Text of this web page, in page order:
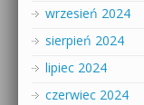
wrzesień 2024
sierpień 2024
lipiec 2024
czerwiec 2024